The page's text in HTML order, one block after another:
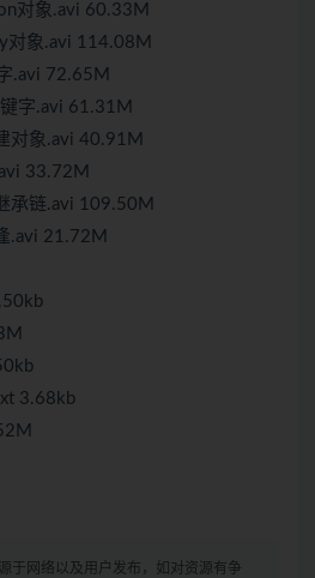
对象.avi 60.33M
象.avi 114.08M
.avi 72.65M
字.avi 61.31M
对象.avi 40.91M
33.72M
承链.avi 109.50M
.avi 21.72M
3.68kb
于网络以及用户发布，如对资源有争